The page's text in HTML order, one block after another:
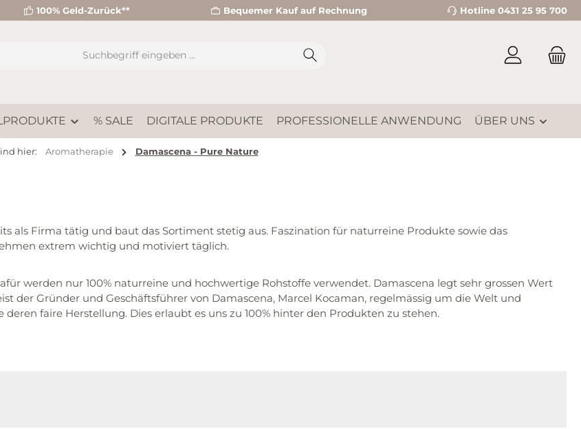
100% Geld-Zurück** Bequemer Kauf auf Rechnung Hotline 0431 25 95 700
% SALE DIGITALE PRODUKTE PROFESSIONELLE ANWENDUNG ÜBER UNS
hier: Aromatherapie Damascena - Pure Nature
als Firma tätig und baut das Sortiment stetig aus. Faszination für naturreine Produkte sowie das
extrem wichtig und motiviert täglich.
werden nur 100% naturreine und hochwertige Rohstoffe verwendet. Damascena legt sehr grossen Wert
der Gründer und Geschäftsführer von Damascena, Marcel Kocaman, regelmässig um die Welt und
faire Herstellung. Dies erlaubt es uns zu 100% hinter den Produkten zu stehen.